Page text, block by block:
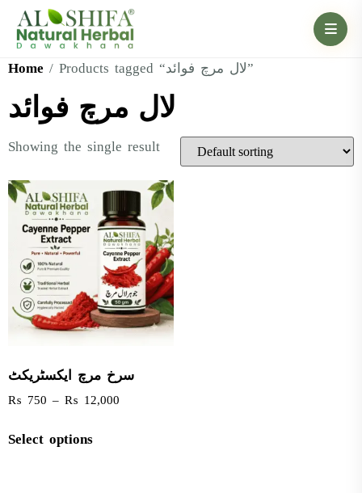
Home / Products tagged “لال مرچ فوائد”
لال مرچ فوائد
Showing the single result
سرخ مرچ ایکسٹریکٹ
₨ 750 – ₨ 12,000
Select options